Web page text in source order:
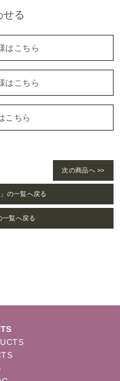
せる
はこちら
はこちら
こちら
次の商品へ >>
の一覧へ戻る
一覧へ戻る